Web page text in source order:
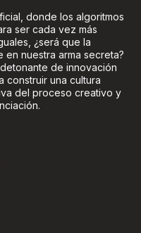
donde los algoritmos
ser cada vez más
¿será que la
nuestra arma secreta?
de innovación
construir una cultura
del proceso creativo y